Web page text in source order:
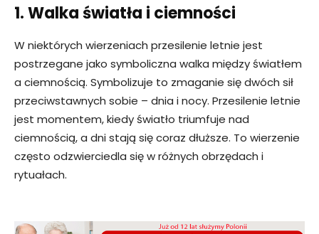
1. Walka światła i ciemności
W niektórych wierzeniach przesilenie letnie jest
postrzegane jako symboliczna walka między światłem
a ciemnością. Symbolizuje to zmaganie się dwóch sił
przeciwstawnych sobie – dnia i nocy. Przesilenie letnie
jest momentem, kiedy światło triumfuje nad
ciemnością, a dni stają się coraz dłuższe. To wierzenie
często odzwierciedla się w różnych obrzędach i
rytuałach.